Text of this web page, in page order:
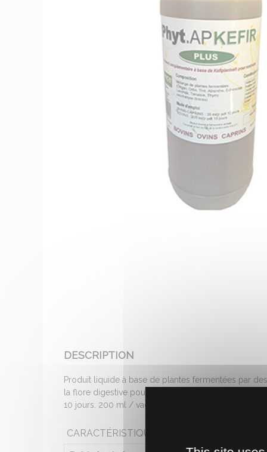
DESCRIPTION
Produit liquide à base de plantes fermentées par
la flore digestive pour une meilleure valorisation
10 jours. 200 ml / vache / jour pendant 10 jours.
CARACTÉRISTIQUES